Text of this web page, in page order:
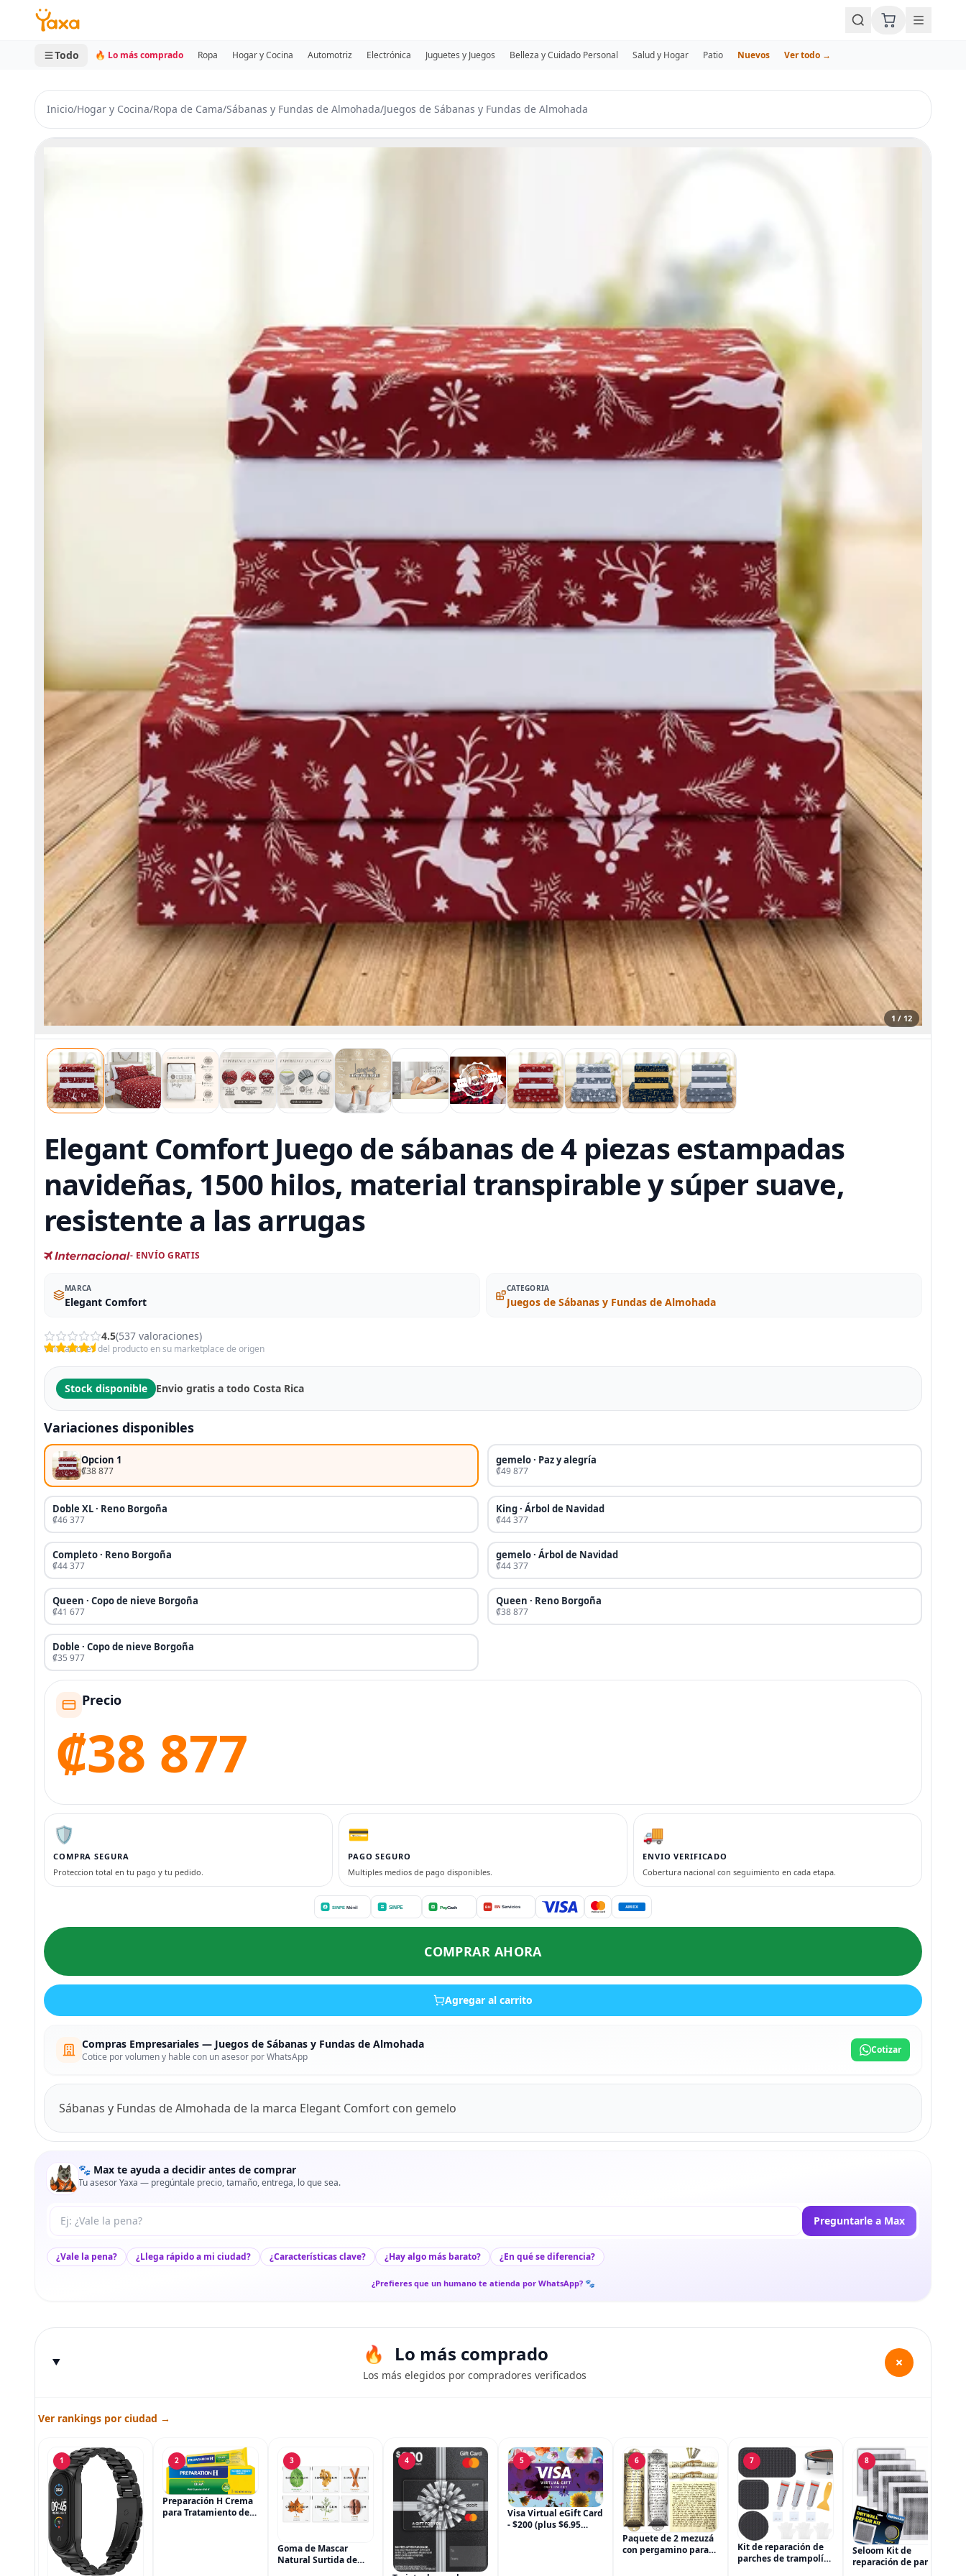
MINI CARRITO
0 productos
Todo 🔥 Lo más comprado Ropa Hogar y Cocina Automotriz Electrónica Juguetes y Juegos Belleza y Cuidado Personal Salud y Hogar Patio Nuevos Ver todo →
Inicio/Hogar y Cocina/Ropa de Cama/Sábanas y Fundas de Almohada/Juegos de Sábanas y Fundas de Almohada
1 / 12
Elegant Comfort Juego de sábanas de 4 piezas estampadas
navideñas, 1500 hilos, material transpirable y súper suave,
resistente a las arrugas
- ENVÍO GRATIS
MARCA
Elegant Comfort
CATEGORIA
Juegos de Sábanas y Fundas de Almohada
4.5(537 valoraciones)
Valoraciones del producto en su marketplace de origen
Stock disponible Envio gratis a todo Costa Rica
Variaciones disponibles
Opcion 1
₡38 877
gemelo · Paz y alegría
₡49 877
Doble XL · Reno Borgoña
₡46 377
King · Árbol de Navidad
₡44 377
Completo · Reno Borgoña
₡44 377
gemelo · Árbol de Navidad
₡44 377
Queen · Copo de nieve Borgoña
₡41 677
Queen · Reno Borgoña
₡38 877
Doble · Copo de nieve Borgoña
₡35 977
Precio
₡38 877
🛡️
COMPRA SEGURA
Proteccion total en tu pago y tu pedido.
💳
PAGO SEGURO
Multiples medios de pago disponibles.
🚚
ENVIO VERIFICADO
Cobertura nacional con seguimiento en cada etapa.
COMPRAR AHORA
Agregar al carrito
Compras Empresariales — Juegos de Sábanas y Fundas de Almohada
Cotice por volumen y hable con un asesor por WhatsApp
Cotizar
Sábanas y Fundas de Almohada de la marca Elegant Comfort con gemelo
🐾 Max te ayuda a decidir antes de comprar
Tu asesor Yaxa — pregúntale precio, tamaño, entrega, lo que sea.
Tu pregunta a Max Preguntarle a Max
¿Vale la pena? ¿Llega rápido a mi ciudad? ¿Características clave? ¿Hay algo más barato? ¿En qué se diferencia?
¿Prefieres que un humano te atienda por WhatsApp? 🐾
Lo más comprado
Los más elegidos por compradores verificados
+
Ver rankings por ciudad →
1 2
Preparación H Crema
para Tratamiento de
3
Goma de Mascar
Natural Surtida de
4 5
Visa Virtual eGift Card
- $200 (plus $6.95
6
Paquete de 2 mezuzá
con pergamino para
7
Kit de reparación de
parches de trampolín
8
Seloom Kit de
reparación de paneles